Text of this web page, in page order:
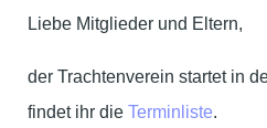
Liebe Mitglieder und Eltern,
der Trachtenverein startet in
findet ihr die Terminliste.